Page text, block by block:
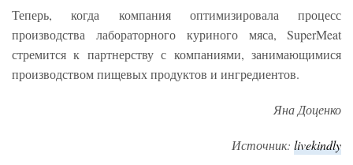
Теперь, когда компания оптимизировала процесс
производства лабораторного куриного мяса, SuperMeat
стремится к партнерству с компаниями, занимающимися
производством пищевых продуктов и ингредиентов.
Яна Доценко
Источник: livekindly